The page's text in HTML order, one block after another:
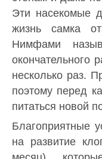
Эти насекомые
жизнь самка
Нимфами
окончательного
несколько раз.
поэтому перед
питаться новой
Благоприятные
на развитие